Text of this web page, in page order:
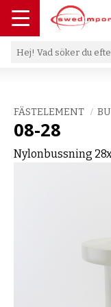
Meny
FÄSTELEMENT
08-28
Nylonbussning